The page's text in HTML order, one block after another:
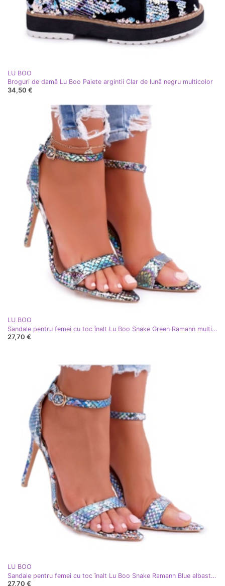
LU BOO
Broguri de damă Lu Boo Paiete argintii Clar de lună negru multicolor
34,50 €
LU BOO
Sandale pentru femei cu toc înalt Lu Boo Snake Green Ramann multicolor verde
27,70 €
LU BOO
Sandale pentru femei cu toc înalt Lu Boo Snake Ramann Blue albastru multicolor
27,70 €